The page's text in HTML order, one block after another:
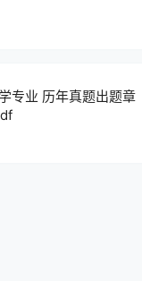
专业 历年真题出题章